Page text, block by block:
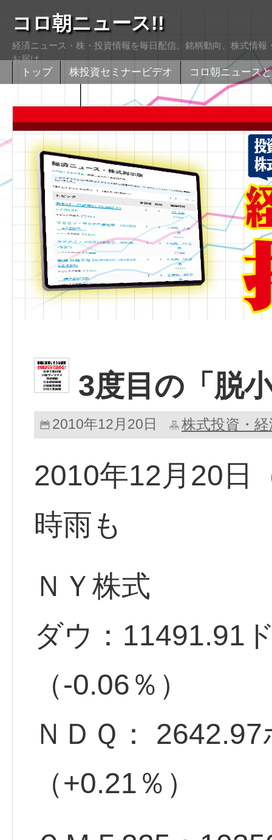
コロ朝ニュース!!
経済ニュース・株・投資情報を毎日配信。銘柄動向、株式情
お届け
トップ 株投資セミナービデオ
コロ朝ニュース
3度目の「脱
2010年12月20日 株式投資・
2010年12月20日
時雨も
ＮＹ株式
ダウ：
（-0.06％）
ＮＤＱ：
（+0.21％）